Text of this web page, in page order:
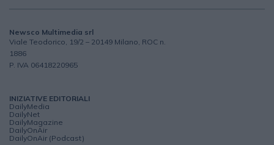
Newsco Multimedia srl
Viale Teodorico, 19/2 – 20149 Milano, ROC n.
1886
P. IVA 06418220965
INIZIATIVE EDITORIALI
DailyMedia
DailyNet
DailyMagazine
DailyOnAir
DailyOnAir (Podcast)